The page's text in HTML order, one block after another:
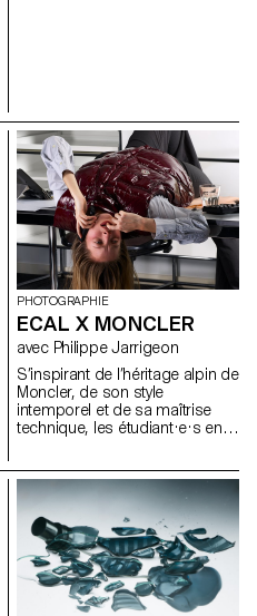
PHOTOGRAPHIE
ECAL X MONCLER
avec Philippe Jarrigeon
S’inspirant de l’héritage alpin de
Moncler, de son style
intemporel et de sa maîtrise
technique, les étudiant·e·s en
interprétation du langage visuel
de la marque, mêlant
photographie documentaire et
mises en scène, réalité et
fiction, sous la direction
artistique du photographe
français Philippe Jarrigeon.
Dans le cadre de Paris Photo